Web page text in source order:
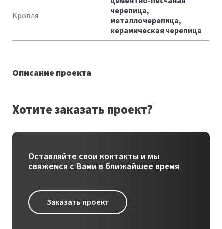
Кровля
черепица,
металлочерепица,
керамическая черепица
Описание проекта
Хотите заказать проект?
Оставляйте свои контакты и мы
свяжемся с Вами в ближайшее время
Заказать проект